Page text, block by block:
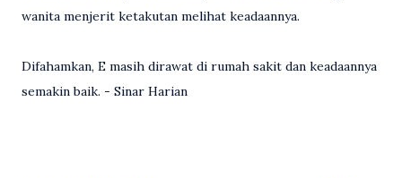
wanita menjerit ketakutan melihat keadaannya.
Difahamkan, E masih dirawat di rumah sakit dan keadaannya
semakin baik. - Sinar Harian